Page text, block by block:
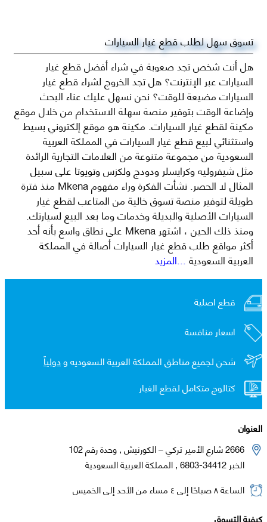
تسوق سهل لطلب قطع غيار السيارات
هل أنت شخص تجد صعوبة في شراء أفضل قطع غيار
السيارات عبر الإنترنت؟ هل تجد الخروج لشراء قطع غيار
السيارات مضيعة للوقت؟ نحن نسهل عليك عناء البحث
وإضاعة الوقت بتوفير منصة سهلة الاستخدام من خلال موقع
مكينة لقطع غيار السيارات. مكينة هو موقع إلكتروني بسيط
واستثنائي لبيع قطع غيار السيارات في المملكة العربية
السعودية من مجموعة متنوعة من العلامات التجارية الرائدة
مثل شيفروليه وكرايسلر ودودج ولكزس وتويوتا على سبيل
المثال لا الحصر. نشأت الفكرة وراء مفهوم Mkena منذ فترة
طويلة لتوفير منصة تسوق خالية من المتاعب لقطع غيار
السيارات الأصلية والبديلة وخدمات وما بعد البيع لسيارتك.
ومنذ ذلك الحين ، اشتهر Mkena على نطاق واسع بأنه أحد
أكثر مواقع طلب قطع غيار السيارات أصالة في المملكة
العربية السعودية...المزيد
قطع اصلية
اسعار منافسة
شحن لجميع مناطق المملكة العربية السعوديه ودولياً
كتالوج متكامل لقطع الغيار
العنوان
2666 شارع الأمير تركي – الكورنيش , وحدة رقم 102
الخبر 34412-6803 , المملكة العربية السعودية
الساعة ٨ صباحًا إلى ٤ مساء من الأحد إلى الخميس
كيفية التسوق